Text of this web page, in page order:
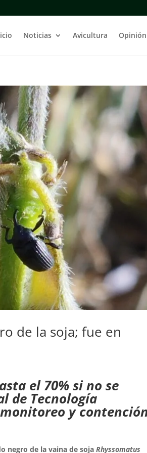
Noticias Avicultura Opinión
de la soja; fue en
el 70% si no se
de Tecnología
y
negro de la vaina de sojaRhyssomatus